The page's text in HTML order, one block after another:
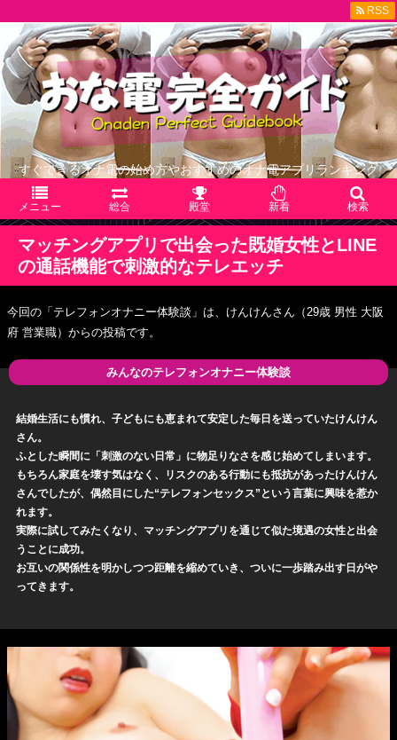
すぐできるオナ電の始め方やおすすめのオナ電アプリランキング
メニュー 総合 殿堂 新着 検索
RSS
マッチングアプリで出会った既婚女性とLINE
の通話機能で刺激的なテレエッチ
今回の「テレフォンオナニー体験談」は、けんけんさん（29歳 男性 大阪
府 営業職）からの投稿です。
結婚生活にも慣れ、子どもにも恵まれて安定した毎日を送っていたけんけん
さん。
ふとした瞬間に「刺激のない日常」に物足りなさを感じ始めてしまいます。
もちろん家庭を壊す気はなく、リスクのある行動にも抵抗があったけんけん
さんでしたが、偶然目にした“テレフォンセックス”という言葉に興味を惹か
れます。
実際に試してみたくなり、マッチングアプリを通じて似た境遇の女性と出会
うことに成功。
お互いの関係性を明かしつつ距離を縮めていき、ついに一歩踏み出す日がや
ってきます。